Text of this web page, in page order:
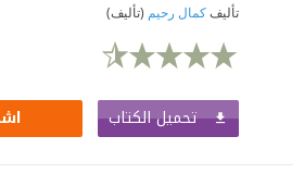
تأليفكمال رحيم (تأليف)
تحميل الكتاب